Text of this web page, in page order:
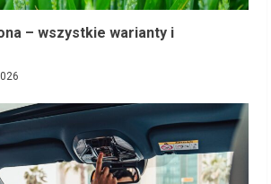
– wszystkie warianty i